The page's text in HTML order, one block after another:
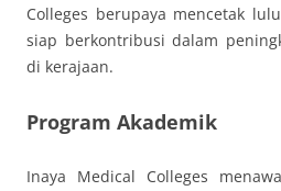
Colleges berupaya mencetak
siap berkontribusi dalam
di kerajaan.
Program Akademik
Inaya Medical Colleges